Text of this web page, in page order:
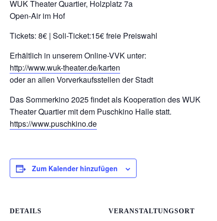
WUK Theater Quartier, Holzplatz 7a
Open-Air im Hof
Tickets: 8€ | Soli-Ticket:15€ freie Preiswahl
Erhältlich in unserem Online-VVK unter:
http://www.wuk-theater.de/karten
oder an allen Vorverkaufsstellen der Stadt
Das Sommerkino 2025 findet als Kooperation des WUK
Theater Quartier mit dem Puschkino Halle statt.
https://www.puschkino.de
Zum Kalender hinzufügen
DETAILS VERANSTALTUNGSORT